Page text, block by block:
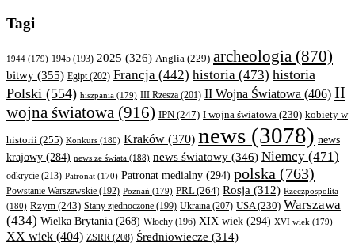
Tagi
1944 (179) 1945 (193) 2025 (326) Anglia (229) archeologia (870)
bitwy (355) Egipt(202) Francja (442) historia (473) historia
Polski (554) hiszpania (179) III Rzesza (201) II Wojna Światowa (406) II
wojna światowa (916) IPN (247) I wojna światowa (230) kobiety w
historii (255) Konkurs (180) Kraków (370) news (3078) news
krajowy (284) news ze świata (188) news światowy (346) Niemcy (471)
odkrycie (213) Patronat (170) Patronat medialny (294) polska (763)
Powstanie Warszawskie (192) Poznań (179) PRL(264) Rosja (312) Rzeczpospolita
(180) Rzym (243) Stany zjednoczone (199) Ukraina (207) USA(230) Warszawa
(434) Wielka Brytania (268) Włochy (196) XIX wiek (294) XVI wiek (179)
XX wiek (404) ZSRR (208) Średniowiecze (314)